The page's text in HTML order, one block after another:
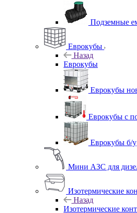
Подземные
Еврокубы
Назад
Еврокубы
Еврокубы
Еврокубы с
Еврокубы б/у
Мини АЗС для
Изотермические
Назад
Изотермические